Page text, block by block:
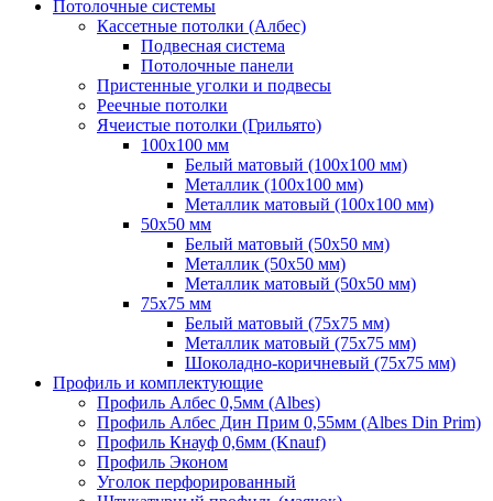
Потолочные системы
Кассетные потолки (Албес)
Подвесная система
Потолочные панели
Пристенные уголки и подвесы
Реечные потолки
Ячеистые потолки (Грильято)
100х100 мм
Белый матовый (100х100 мм)
Металлик (100х100 мм)
Металлик матовый (100х100 мм)
50х50 мм
Белый матовый (50х50 мм)
Металлик (50х50 мм)
Металлик матовый (50х50 мм)
75х75 мм
Белый матовый (75х75 мм)
Металлик матовый (75х75 мм)
Шоколадно-коричневый (75х75 мм)
Профиль и комплектующие
Профиль Албес 0,5мм (Albes)
Профиль Албес Дин Прим 0,55мм (Albes Din Prim)
Профиль Кнауф 0,6мм (Knauf)
Профиль Эконом
Уголок перфорированный